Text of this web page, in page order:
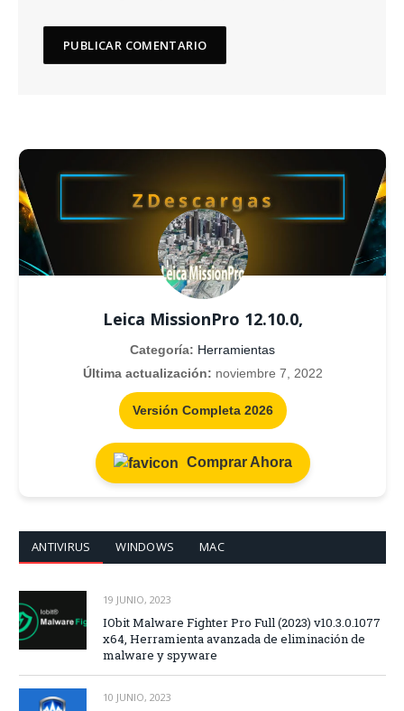
Leica MissionPro 12.10.0,
Categoría: Herramientas
Última actualización: noviembre 7, 2022
Versión Completa 2026
Comprar Ahora
ANTIVIRUS WINDOWS MAC
19 JUNIO, 2023
IObit Malware Fighter Pro Full (2023) v10.3.0.1077
x64, Herramienta avanzada de eliminación de
malware y spyware
10 JUNIO, 2023